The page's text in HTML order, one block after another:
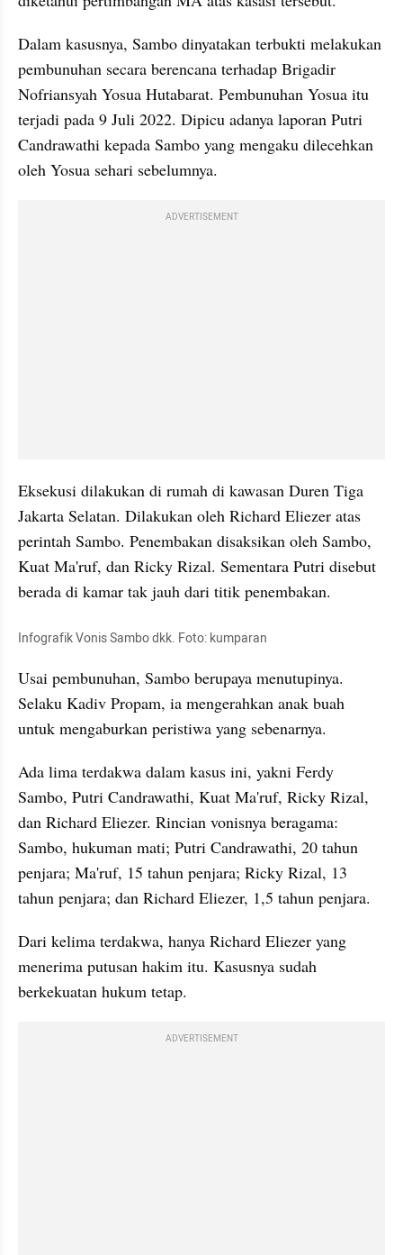
Dalam kasusnya, Sambo dinyatakan terbukti melakukan
pembunuhan secara berencana terhadap Brigadir
Nofriansyah Yosua Hutabarat. Pembunuhan Yosua itu
terjadi pada 9 Juli 2022. Dipicu adanya laporan Putri
Candrawathi kepada Sambo yang mengaku dilecehkan
oleh Yosua sehari sebelumnya.
ADVERTISEMENT
Eksekusi dilakukan di rumah di kawasan Duren Tiga
Jakarta Selatan. Dilakukan oleh Richard Eliezer atas
perintah Sambo. Penembakan disaksikan oleh Sambo,
Kuat Ma'ruf, dan Ricky Rizal. Sementara Putri disebut
berada di kamar tak jauh dari titik penembakan.
Infografik Vonis Sambo dkk. Foto: kumparan
Usai pembunuhan, Sambo berupaya menutupinya.
Selaku Kadiv Propam, ia mengerahkan anak buah
untuk mengaburkan peristiwa yang sebenarnya.
Ada lima terdakwa dalam kasus ini, yakni Ferdy
Sambo, Putri Candrawathi, Kuat Ma'ruf, Ricky Rizal,
dan Richard Eliezer. Rincian vonisnya beragama:
Sambo, hukuman mati; Putri Candrawathi, 20 tahun
penjara; Ma'ruf, 15 tahun penjara; Ricky Rizal, 13
tahun penjara; dan Richard Eliezer, 1,5 tahun penjara.
Dari kelima terdakwa, hanya Richard Eliezer yang
menerima putusan hakim itu. Kasusnya sudah
berkekuatan hukum tetap.
ADVERTISEMENT